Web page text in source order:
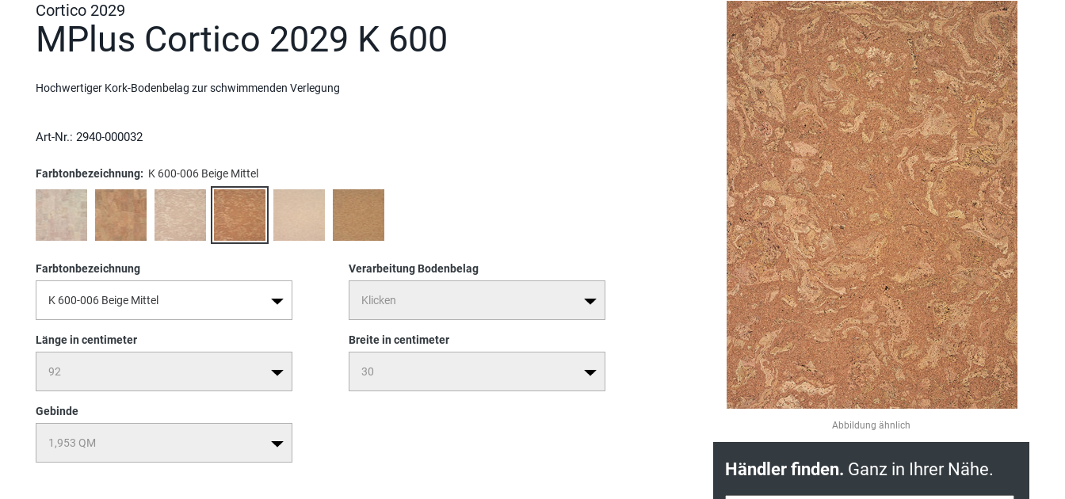
Cortico 2029
MPlus Cortico 2029 K 600
Abbildung ähnlich
Händler finden. Ganz in Ihrer Nähe.
Hochwertiger Kork-Bodenbelag zur schwimmenden Verlegung
Art-Nr.: 2940-000032
Farbtonbezeichnung: K 600-006 Beige Mittel
Farbtonbezeichnung Verarbeitung Bodenbelag
Länge in centimeter Breite in centimeter
Gebinde